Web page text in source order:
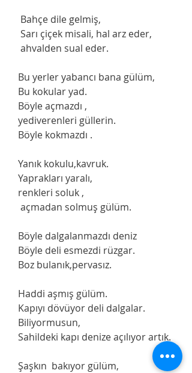
    Bahçe dile gelmiş,
    Sarı çiçek misali, hal arz eder,
    ahvalden sual eder.
Bu yerler yabancı bana gülüm,
Bu kokular yad.
Böyle açmazdı ,
yediverenleri güllerin.
Böyle kokmazdı .
Yanık kokulu,kavruk.
Yaprakları yaralı,
renkleri soluk ,
    açmadan solmuş gülüm.
Böyle dalgalanmazdı deniz
Böyle deli esmezdi rüzgar.
Boz bulanık,pervasız.
Haddi aşmış gülüm.
Kapıyı dövüyor deli dalgalar.
Biliyormusun,
Sahildeki kapı denize açılıyor artık.
Şaşkın  bakıyor gülüm,